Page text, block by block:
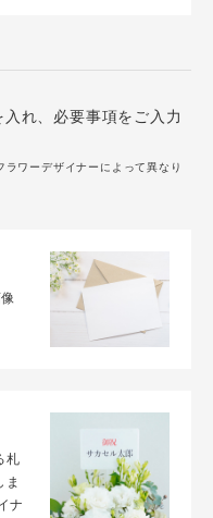
れ、必要事項をご入力
ワーデザイナーによって異なり
札
ま
ナ